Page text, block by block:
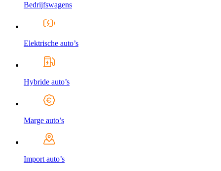
Bedrijfswagens
Elektrische auto’s
Hybride auto’s
Marge auto’s
Import auto’s